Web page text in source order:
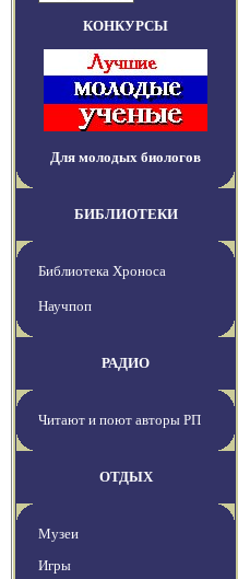
КОНКУРСЫ
Для молодых биологов
БИБЛИОТЕКИ
Библиотека Хроноса
Научпоп
РАДИО
Читают и поют авторы РП
ОТДЫХ
Музеи
Игры